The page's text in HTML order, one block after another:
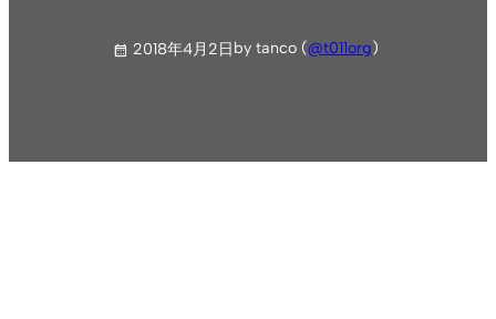
2018年4月2日by tanco (@t011org)